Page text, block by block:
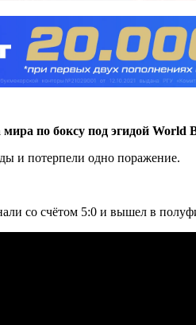
по боксу под эгидой World
и потерпели одно поражение.
со счётом 5:0 и вышел в